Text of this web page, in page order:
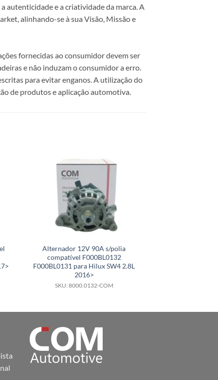
autenticidade e a criatividade da marca. A
alinhando-se à sua Visão, Missão e
fornecidas ao consumidor devem ser
e não induzam o consumidor a erro.
para evitar enganos. A utilização do
de produtos e aplicação automotiva.
Alternador 12V 90A s/polia
compatível F000BL0132
F000BL0131 para Hilux SW4 2.8L
2016>
SKU: 8000.0132-COM